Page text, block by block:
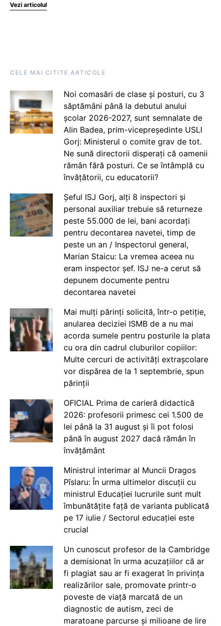
Vezi articolul
CELE MAI CITITE ARTICOLE
Noi comasări de clase și posturi, cu 3
săptămâni până la debutul anului
școlar 2026-2027, sunt semnalate de
Alin Badea, prim-vicepreședinte USLI
Gorj: Ministerul o comite grav de tot.
Ne sună directorii disperați că oamenii
rămân fără posturi. Ce se întâmplă cu
învățătorii, cu educatorii?
Șeful ISJ Gorj, alți 8 inspectori și
personal auxiliar trebuie să returneze
peste 55.000 de lei, bani acordați
pentru decontarea navetei, timp de
peste un an / Inspectorul general,
Marian Staicu: La vremea aceea nu
eram inspector șef. ISJ ne-a cerut să
depunem documente pentru
decontarea navetei
Mai mulți părinți solicită, într-o petiție,
anularea deciziei ISMB de a nu mai
acorda sumele pentru posturile la plata
cu ora din cadrul cluburilor copiilor:
Multe cercuri de activități extrașcolare
vor dispărea de la 1 septembrie, spun
părinții
OFICIAL Prima de carieră didactică
2026: profesorii primesc cei 1.500 de
lei până la 31 august și îi pot folosi
până în august 2027 dacă rămân în
învățământ
Ministrul interimar al Muncii Dragos
Pîslaru: În urma ultimelor discuții cu
ministrul Educației lucrurile sunt mult
îmbunătățite față de varianta publicată
pe 17 iulie / Sectorul educației este
crucial
Un cunoscut profesor de la Cambridge
a demisionat în urma acuzațiilor că ar
fi plagiat sau ar fi exagerat în privința
realizărilor sale, promovate printr-o
poveste de viață marcată de un
diagnostic de autism, zeci de
maratoane parcurse și milioane de lire